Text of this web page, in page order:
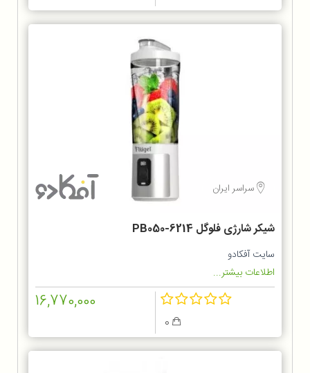
سراسر ایران
شیکر شارژی فلوگل PB050-6214
سایت آفکادو
اطلاعات بیشتر...
16,770,000